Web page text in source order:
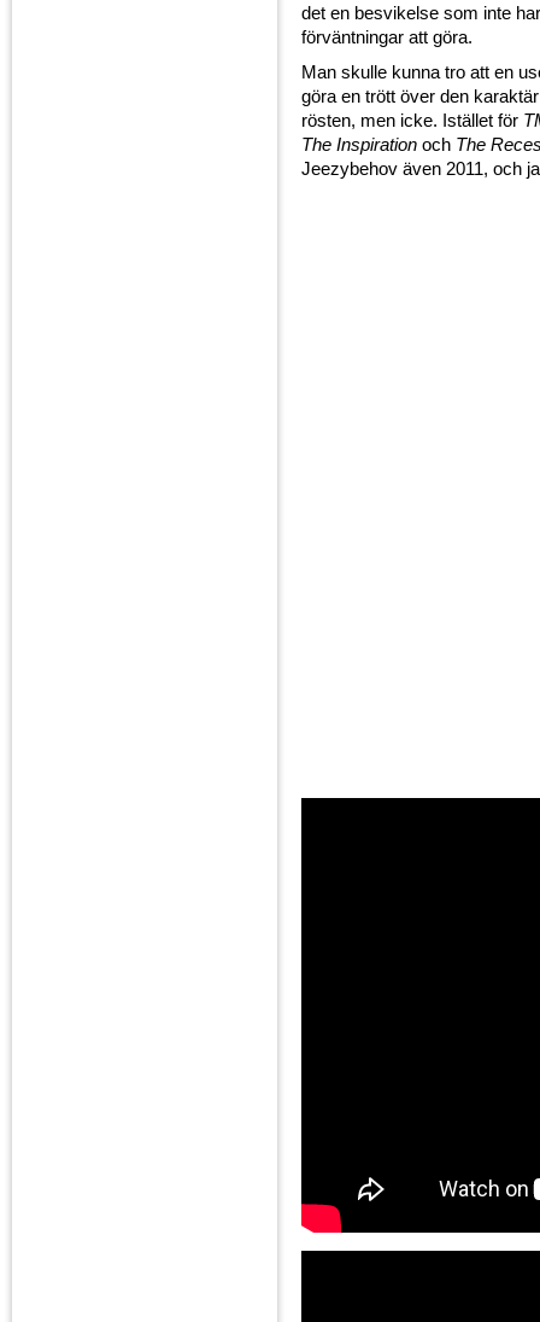
det en besvikelse som inte
förväntningar att göra.
Man skulle kunna tro att en
göra en trött över den
rösten, men icke. Istället för
The Inspiration och The
Jeezybehov även 2011, och